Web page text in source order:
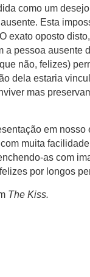
como um
Esta
exato oposto
a pessoa ausente
não, felizes)
dela estaria
mas
em nosso
muita
as com
por longos
The Kiss.